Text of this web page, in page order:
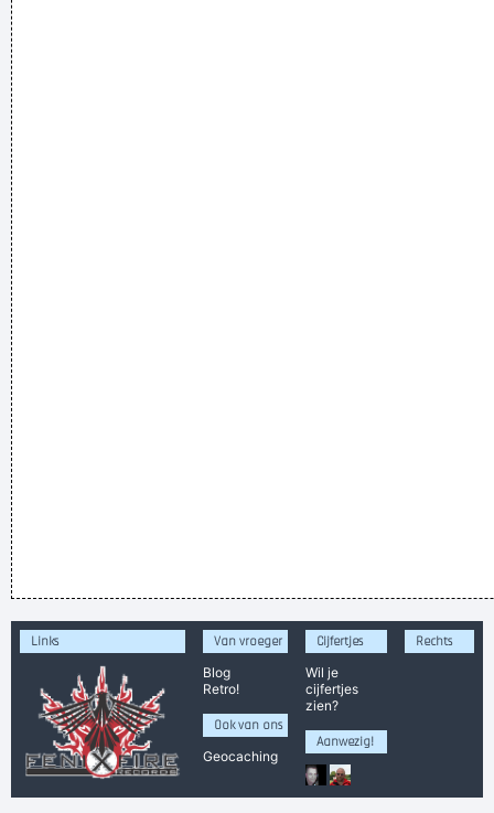
Links
Van vroeger
Blog
Retro!
Ook van ons
Geocaching
Cijfertjes
Wil je
cijfertjes
zien?
Aanwezig!
Rechts